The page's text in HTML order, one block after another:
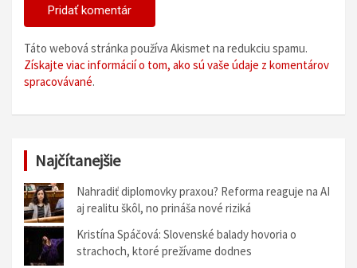
Táto webová stránka používa Akismet na redukciu spamu.
Získajte viac informácií o tom, ako sú vaše údaje z komentárov
spracovávané.
Najčítanejšie
Nahradiť diplomovky praxou? Reforma reaguje na AI
aj realitu škôl, no prináša nové riziká
Kristína Spáčová: Slovenské balady hovoria o
strachoch, ktoré prežívame dodnes